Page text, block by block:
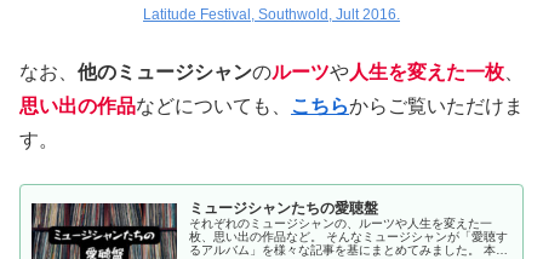
Latitude Festival, Southwold, Jult 2016.
なお、 他のミュージシャンのルーツや人生を変えた一枚
思い出の作品などについても、 こちらからご覧いただけま
す。
ミュージシャンたちの愛聴盤
それぞれのミュージシャンの、ルーツや人生を変えた一
枚、思い出の作品など。 そんなミュージシャンが「愛聴す
るアルバム」を様々な記事を基にまとめてみました。 本記